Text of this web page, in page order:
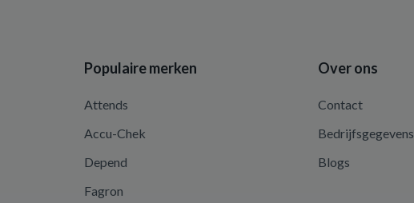
Populaire merken
Attends
Accu-Chek
Depend
Fagron
Over ons
Contact
Bedrijfsgegevens
Blogs